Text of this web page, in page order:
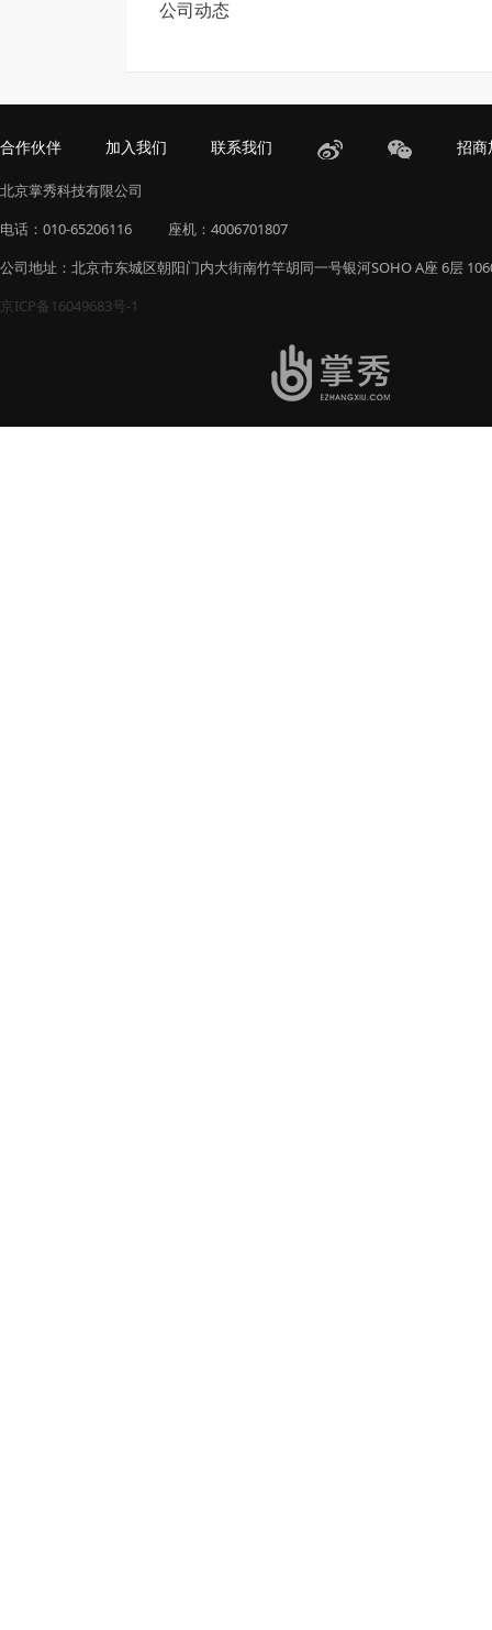
公司动态
合作伙伴 加入我们 联系我们 招商
北京掌秀科技有限公司
电话：010-65206116
座机：4006701807
公司地址：北京市东城区朝阳门内大街南竹竿胡同一号银河SOHO A座 6层
京ICP备16049683号-1